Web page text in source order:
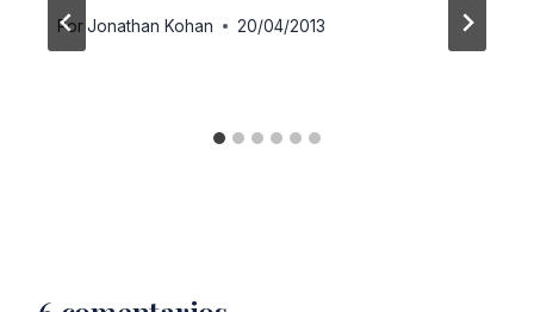
PorJonathan Kohan 20/04/2013